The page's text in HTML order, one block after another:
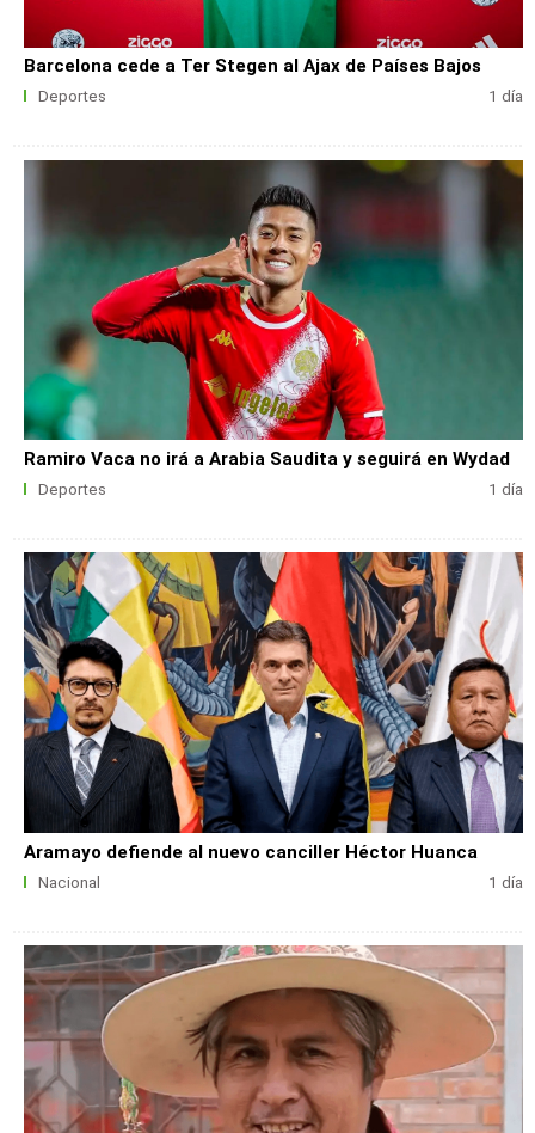
Barcelona cede a Ter Stegen al Ajax de Países Bajos
Deportes 1 día
Ramiro Vaca no irá a Arabia Saudita y seguirá en Wydad
Deportes 1 día
Aramayo defiende al nuevo canciller Héctor Huanca
Nacional 1 día